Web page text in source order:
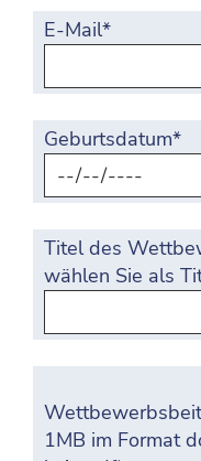
E-Mail*
Geburtsdatum*
Titel des
wählen Sie als
1MB im Format